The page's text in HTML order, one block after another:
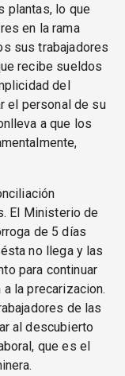
plantas, lo que
en la rama
sus trabajadores
recibe sueldos
del
el personal de su
a que los
El Ministerio de
de 5 días
no llega y las
para continuar
la precarizacion.
de las
al descubierto
que es el